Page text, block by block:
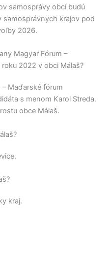
samosprávy obcí budú
samosprávnych krajov pod
2026.
Magyar Fórum –
2022 v obci Málaš?
– Maďarské fórum
s menom Karol Streda.
obce Málaš.
.
kraj.